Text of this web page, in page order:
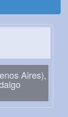
Aires),